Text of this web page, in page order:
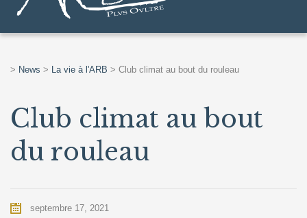
> News > La vie à l'ARB > Club climat au bout du rouleau
Club climat au bout
du rouleau
septembre 17, 2021